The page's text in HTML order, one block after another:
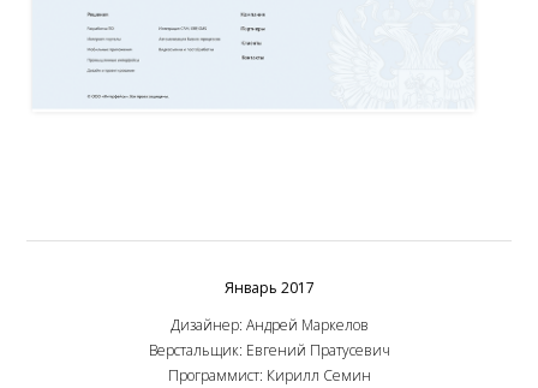
Январь 2017
Дизайнер: Андрей Маркелов
Верстальщик: Евгений Пратусевич
Программист: Кирилл Семин